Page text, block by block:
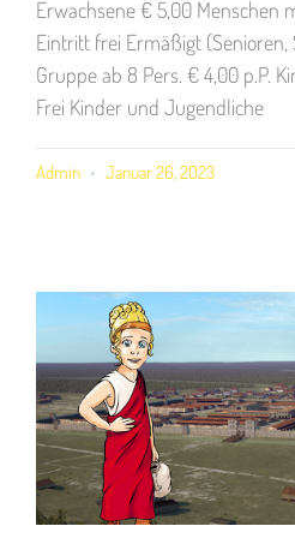
Erwachsene € 5,00 Menschen
Eintritt frei Ermäßigt
Gruppe ab 8 Pers. € 4,00 p.P.
Frei Kinder und Jugendliche
Admin Januar 26, 2023